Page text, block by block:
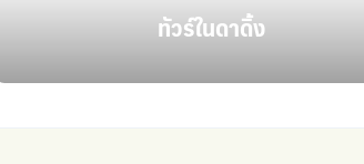
ทัวร์ในดาดิ้ง